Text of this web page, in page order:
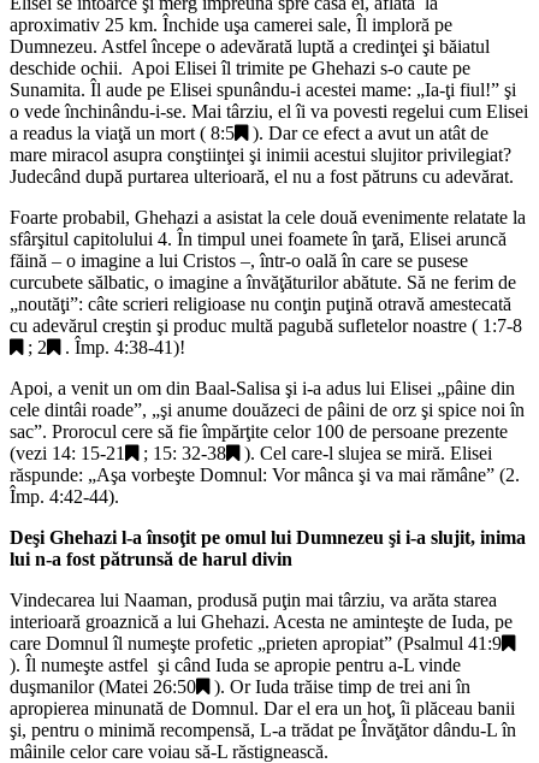
aproximativ 25 km. Închide uşa camerei sale, Îl imploră pe
Dumnezeu. Astfel începe o adevărată luptă a credinţei şi băiatul
deschide ochii. Apoi Elisei îl trimite pe Ghehazi s-o caute pe
Sunamita. Îl aude pe Elisei spunându-i acestei mame: „Ia-ţi fiul!” şi
o vede închinându-i-se. Mai târziu, el îi va povesti regelui cum Elisei
a readus la viaţă un mort ( 8:5
). Dar ce efect a avut un atât de
mare miracol asupra conştiinţei şi inimii acestui slujitor privilegiat?
Judecând după purtarea ulterioară, el nu a fost pătruns cu adevărat.
Foarte probabil, Ghehazi a asistat la cele două evenimente relatate la
sfârşitul capitolului 4. În timpul unei foamete în ţară, Elisei aruncă
făină – o imagine a lui Cristos –, într-o oală în care se pusese
curcubete sălbatic, o imagine a învăţăturilor abătute. Să ne ferim de
„noutăţi”: câte scrieri religioase nu conţin puţină otravă amestecată
cu adevărul creştin şi produc multă pagubă sufletelor noastre ( 1:7-8
; 2
. Împ. 4:38-41)!
Apoi, a venit un om din Baal-Salisa şi i-a adus lui Elisei „pâine din
cele dintâi roade”, „şi anume douăzeci de pâini de orz şi spice noi în
sac”. Prorocul cere să fie împărţite celor 100 de persoane prezente
(vezi 14: 15-21 ; 15: 32-38
). Cel care-l slujea se miră. Elisei
răspunde: „Aşa vorbeşte Domnul: Vor mânca şi va mai rămâne” (2.
Împ. 4:42-44).
Deşi Ghehazi l-a însoţit pe omul lui Dumnezeu şi i-a slujit, inima
lui n-a fost pătrunsă de harul divin
Vindecarea lui Naaman, produsă puţin mai târziu, va arăta starea
interioară groaznică a lui Ghehazi. Acesta ne aminteşte de Iuda, pe
care Domnul îl numeşte profetic „prieten apropiat” (Psalmul 41:9
). Îl numeşte astfel şi când Iuda se apropie pentru a-L vinde
duşmanilor (Matei 26:50
). Or Iuda trăise timp de trei ani în
apropierea minunată de Domnul. Dar el era un hoţ, îi plăceau banii
şi, pentru o minimă recompensă, L-a trădat pe Învăţător dându-L în
mâinile celor care voiau să-L răstignească.